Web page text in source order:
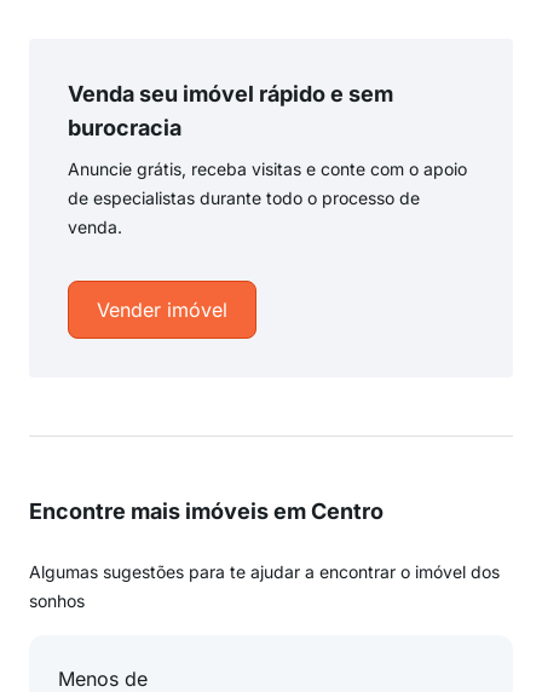
Venda seu imóvel rápido e sem
burocracia
Anuncie grátis, receba visitas e conte com o apoio
de especialistas durante todo o processo de
venda.
Vender imóvel
Encontre mais imóveis em Centro
Algumas sugestões para te ajudar a encontrar o imóvel dos
sonhos
Menos de